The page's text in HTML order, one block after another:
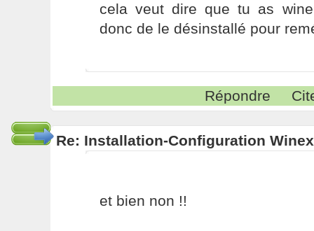
cela veut dire que tu as
donc de le désinstallé pour
Répondre
Re: Installation-Configuration
et bien non !!